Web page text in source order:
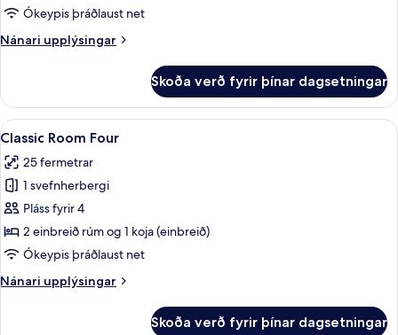
Ókeypis þráðlaust net
Nánari upplýsingar
Nánari
herbergi
Skoða verð fyrir þínar dagsetningar
Skoða
allar
myndir
fyrir
Classic
Room
Four
Classic Room Four | Öryggishólf í
6
Classic Room Four
25 fermetrar
1 svefnherbergi
Pláss fyrir 4
2 einbreið rúm og 1 koja (einbreið)
Ókeypis þráðlaust net
Nánari upplýsingar
Nánari
Skoða verð fyrir þínar dagsetningar